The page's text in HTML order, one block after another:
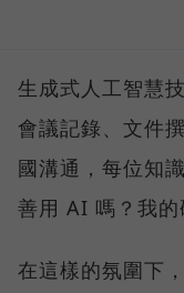
生成式人工智慧
會議記錄、文件
國溝通，每位知
善用 AI 嗎？我的
在這樣的氛圍下